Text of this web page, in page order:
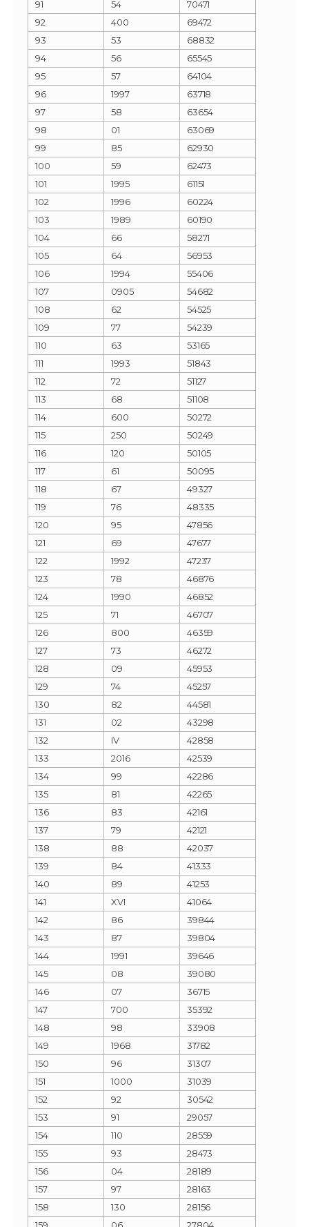
91 54
70471
92
400
69472
93
53
68832
94
56
65545
95
57
64104
96
1997
63718
97
58
63654
98
01
63069
99
85
62930
100
59
62473
101
1995
61151
102
1996
60224
103
1989
60190
104
66
58271
105
64
56953
106
1994
55406
107
0905
54682
108
62
54525
109
77
54239
110
63
53165
111
1993
51843
112
72
51127
113
68
51108
114
600
50272
115
250
50249
116
120
50105
117
61
50095
118
67
49327
119
76
48335
120
95
47856
121
69
47677
122
1992
47237
123
78
46876
124
1990
46852
125
71
46707
126
800
46359
127
73
46272
128
09
45953
129
74
45257
130
82
44581
131
02
43298
132
IV
42858
133
2016
42539
134
99
42286
135
81
42265
136
83
42161
137
79
42121
138
88
42037
139
84
41333
140
89
41253
141
XVI
41064
142
86
39844
143
87
39804
144
1991
39646
145
08
39080
146
07
36715
147
700
35392
148
98
33908
149
1968
31782
150
96
31307
151
1000
31039
152
92
30542
153
91
29057
154
110
28559
155
93
28473
156
04
28189
157
97
28163
158
130
28156
159
06
27804